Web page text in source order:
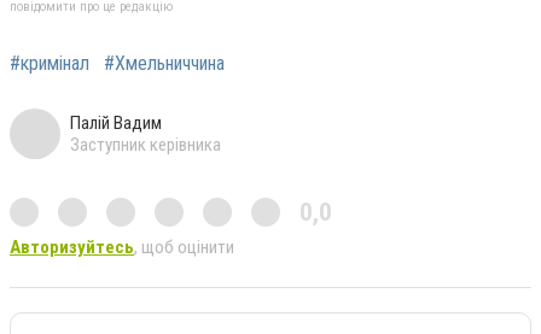
повідомити про це редакцію
#кримінал #Хмельниччина
Палій Вадим
Заступник керівника
0,0
Авторизуйтесь, щоб оцінити